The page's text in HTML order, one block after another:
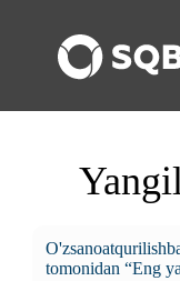
tomonidan “Eng